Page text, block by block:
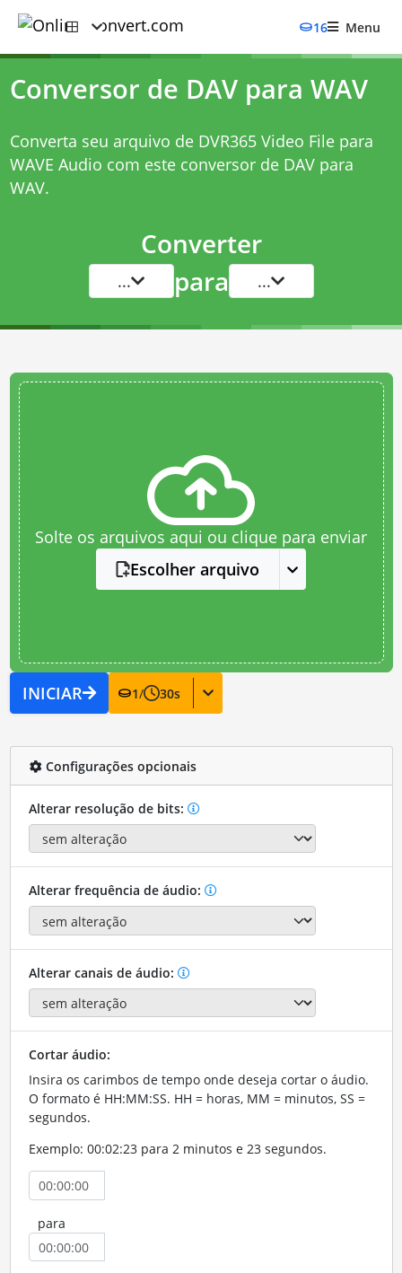
16 Menu
Conversor de DAV para WAV
Converta seu arquivo de DVR365 Video File para
WAVE Audio com este conversor de DAV para
WAV.
Converter
... para ...
Solte os arquivos aqui ou clique para enviar
Escolher arquivo
INICIAR 1/ 30s
Configurações opcionais
Alterar resolução de bits:
Alterar frequência de áudio:
Alterar canais de áudio:
Cortar áudio:
Insira os carimbos de tempo onde deseja cortar o áudio.
O formato é HH:MM:SS. HH = horas, MM = minutos, SS =
segundos.
Exemplo: 00:02:23 para 2 minutos e 23 segundos.
para